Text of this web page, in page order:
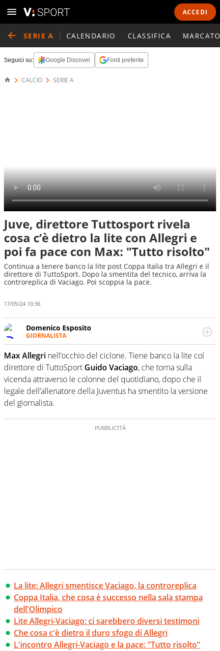
ACCEDI
SERIE A CALENDARIO CLASSIFICA
Seguici su: Google Discover Fonti preferite
CALCIO SERIE A
Juve, direttore Tuttosport rivela
cosa c’è dietro la lite con Allegri e
poi fa pace con Max: "Tutto risolto"
Continua a tenere banco la lite post Coppa Italia tra Allegri e il
direttore di TuttoSport. Dopo la smentita del tecnico, arriva la
controreplica di Vaciago. Poi scoppia la pace.
17/05/24 10:36
Domenico Esposito
GIORNALISTA
Da vent’anni in campo e sul campo per vivere ogni evento
in tutte le sue sfaccettature. Passione smisurata per il
calcio e per la sfera di cuoio. Il pallone è una cosa
serissima, guai a dirgli di no
Max Allegri nell’occhio del ciclone. Tiene banco la lite col
direttore di TuttoSport Guido Vaciago, che torna sulla
vicenda attraverso le colonne del quotidiano, dopo che il
legale dell’allenatore della Juventus ha smentito la versione
del giornalista.
La lite: Allegri smentisce Vaciago, la controreplica
Coppa Italia, che cosa è successo nella sala stampa
dell'Olimpico
Lite Allegri-Vaciago: ci sarebbero diversi testimoni
Che cosa c'è dietro il duro sfogo di Allegri
L'incontro Allegri-Vaciago e la pace: "Tutto risolto"